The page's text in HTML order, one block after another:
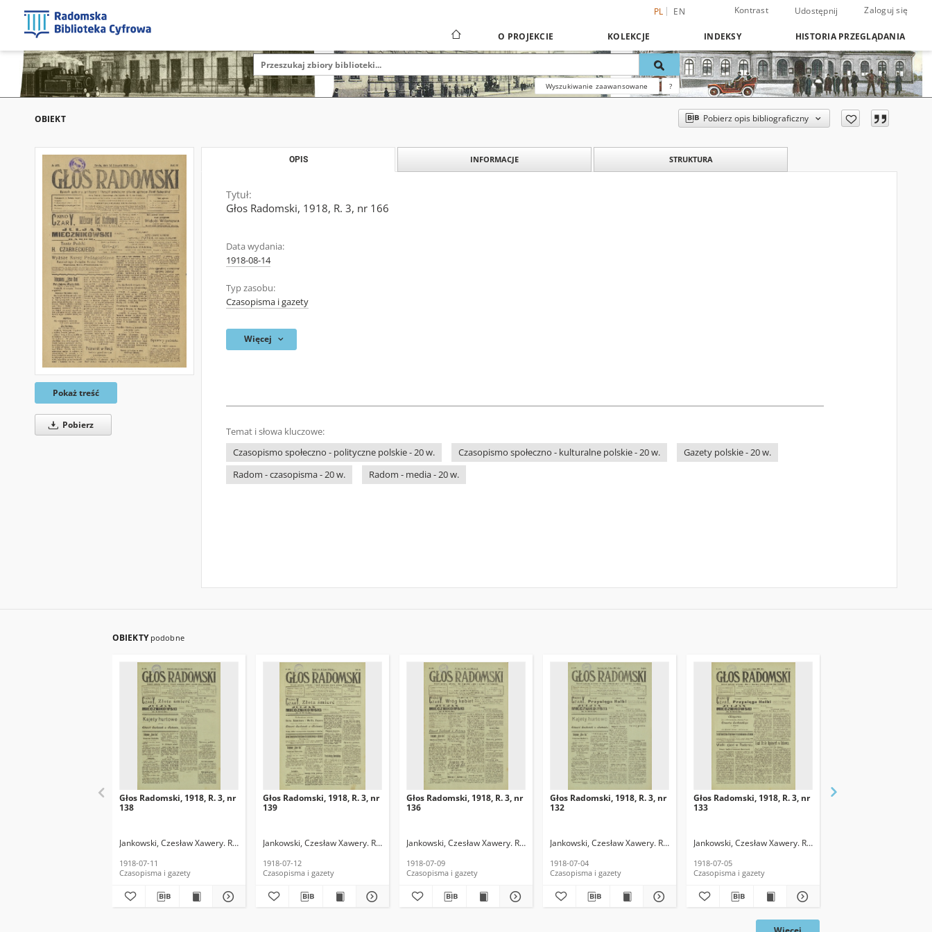
PL EN Kontrast Udostępnij Zaloguj się
O PROJEKCIE KOLEKCJE INDEKSY HISTORIA PRZEGLĄDANIA
Wyszukiwanie zaawansowane ?
OBIEKT Pobierz opis bibliograficzny
Pokaż treść
Pobierz
OPIS INFORMACJE STRUKTURA
Tytuł:
Głos Radomski, 1918, R. 3, nr 166
Data wydania:
1918-08-14
Typ zasobu:
Czasopisma i gazety
Więcej
Temat i słowa kluczowe:
Czasopismo społeczno - polityczne polskie - 20 w.
Czasopismo społeczno - kulturalne polskie - 20 w.
Gazety polskie - 20 w.
Radom - czasopisma - 20 w.
Radom - media - 20 w.
OBIEKTY podobne
Głos Radomski, 1918, R. 3, nr
138
Jankowski, Czesław Xawery. Red.
1918-07-11
Czasopisma i gazety
Głos Radomski, 1918, R. 3, nr
139
Jankowski, Czesław Xawery. Red.
1918-07-12
Czasopisma i gazety
Głos Radomski, 1918, R. 3, nr
136
Jankowski, Czesław Xawery. Red.
1918-07-09
Czasopisma i gazety
Głos Radomski, 1918, R. 3, nr
132
Jankowski, Czesław Xawery. Red.
1918-07-04
Czasopisma i gazety
Głos Radomski, 1918, R. 3, nr
133
Jankowski, Czesław Xawery. Red.
1918-07-05
Czasopisma i gazety